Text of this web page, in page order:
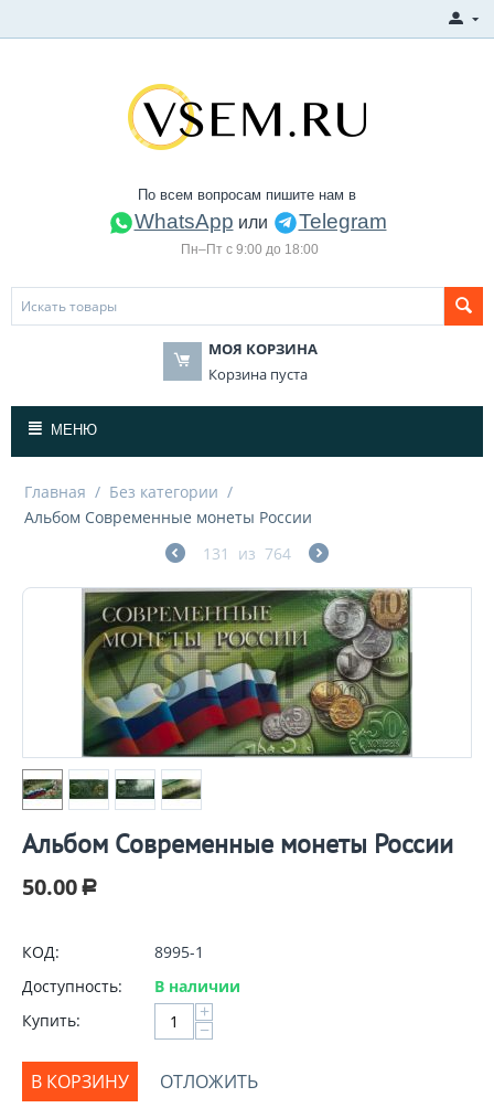
По всем вопросам пишите нам в
WhatsApp или Telegram
Пн–Пт с 9:00 до 18:00
МОЯ КОРЗИНА
Корзина пуста
МЕНЮ
Главная / Без категории /
Альбом Современные монеты России
131
из 764
Альбом Современные монеты России
50.00 Р
КОД:
8995-1
Доступность:
В наличии
Купить:
+
−
В КОРЗИНУ ОТЛОЖИТЬ